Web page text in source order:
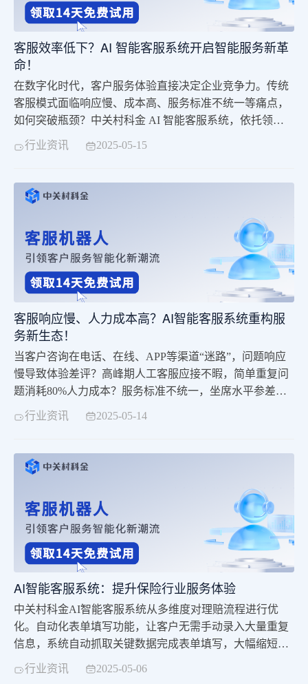
客服效率低下？AI 智能客服系统开启智能服务新革
命！
在数字化时代，客户服务体验直接决定企业竞争力。传统
客服模式面临响应慢、成本高、服务标准不统一等痛点，
如何突破瓶颈？中关村科金 AI 智能客服系统，依托领先
的大模型技术与全渠道整合能力，为企业打造「高效、智
能、精准」的客户服务体系，让沟通更智能，让增长更简
能接入：一个平台连接所有客户支持电话、微信、APP、
小程序等 20 + 主流渠道，实现全媒体咨询
行业资讯 2025-05-15
客服响应慢、人力成本高？AI智能客服系统重构服
务新生态！
当客户咨询在电话、在线、APP等渠道“迷路”，问题响应
慢导致体验差评？高峰期人工客服应接不暇，简单重复问
题消耗80%人力成本？服务标准不统一，坐席水平参差引
发客诉升级？在客户体验即品牌力的时代，传统客服模式
动运营」三大核心引擎，打造「7×24 小时在线、多模态交
互、全流程提效」的智能
行业资讯 2025-05-14
AI智能客服系统：提升保险行业服务体验
中关村科金AI智能客服系统从多维度对理赔流程进行优
化。自动化表单填写功能，让客户无需手动录入大量重复
信息，系统自动抓取关键数据完成表单填写，大幅缩短信
息录入时间；智能问答系统基于强大的知识库，能快速、
行业资讯 2025-05-06